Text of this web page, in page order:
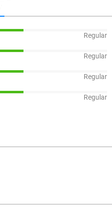
Regular
Regular
Regular
Regular